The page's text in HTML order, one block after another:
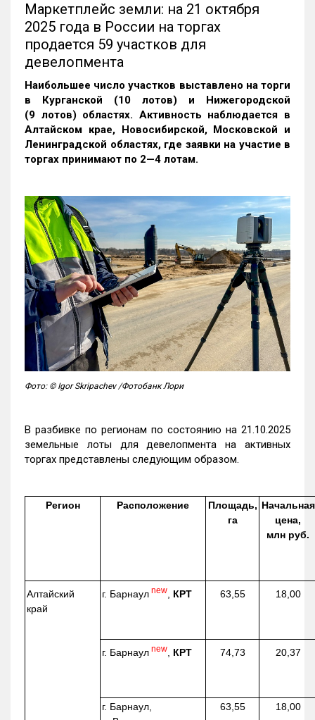
Маркетплейс земли: на 21 октября
2025 года в России на торгах
продается 59 участков для
девелопмента
Наибольшее число участков выставлено на торги
в Курганской (10 лотов) и Нижегородской
(9 лотов) областях. Активность наблюдается в
Алтайском крае, Новосибирской, Московской и
Ленинградской областях, где заявки на участие в
торгах принимают по 2—4 лотам.
Фото: © Igor Skripachev /Фотобанк Лори
В разбивке по регионам по состоянию на 21.10.2025
земельные лоты для девелопмента на активных
торгах представлены следующим образом.
Регион Расположение
Площадь,
га
Начальная
цена,
млн руб.
Алтайский
край
г. Барнаул new КРТ 63,55 18,00
г. Барнаул new КРТ 74,73 20,37
г. Барнаул,
63,55 18,00